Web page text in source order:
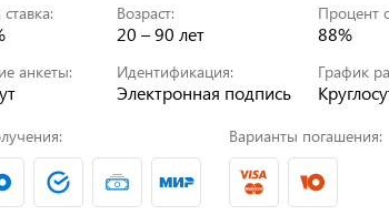
Возраст:
20 – 90 лет
Процент
88%
анкеты: Идентификация:
Электронная подпись
График
Варианты погашения: